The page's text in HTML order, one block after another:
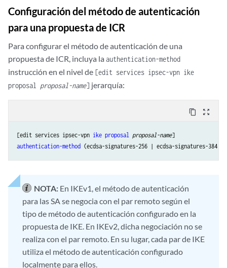
Configuración del método de autenticación
para una propuesta de ICR
Para configurar el método de autenticación de una
propuesta de ICR, incluya la authentication-method
instrucción en el nivel de [edit services ipsec-vpn ike
proposal proposal-name] jerarquía:
content_copy zoom_out_map
[edit services ipsec-vpn ike proposal proposal-name
authentication-method
NOTA: En IKEv1, el método de autenticación
para las SA se negocia con el par remoto según el
tipo de método de autenticación configurado en la
propuesta de IKE. En IKEv2, dicha negociación no se
realiza con el par remoto. En su lugar, cada par de IKE
utiliza el método de autenticación configurado
localmente para ellos.